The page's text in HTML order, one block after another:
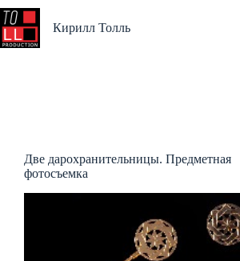
Перейти
к
Кирилл Толль
Две дарохранительницы. Предметная
фотосъемка